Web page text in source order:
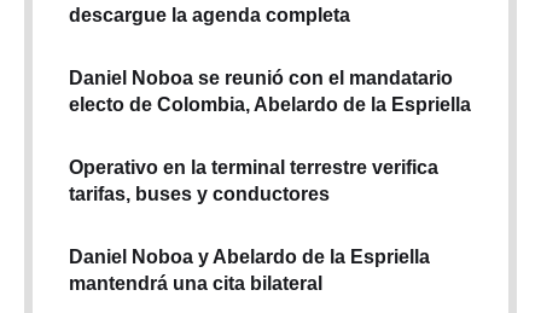
descargue la agenda completa
Daniel Noboa se reunió con el mandatario
electo de Colombia, Abelardo de la Espriella
Operativo en la terminal terrestre verifica
tarifas, buses y conductores
Daniel Noboa y Abelardo de la Espriella
mantendrá una cita bilateral